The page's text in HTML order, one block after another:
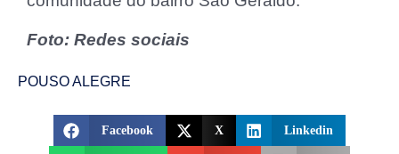
Foto: Redes sociais
POUSO ALEGRE
Facebook X Linkedin